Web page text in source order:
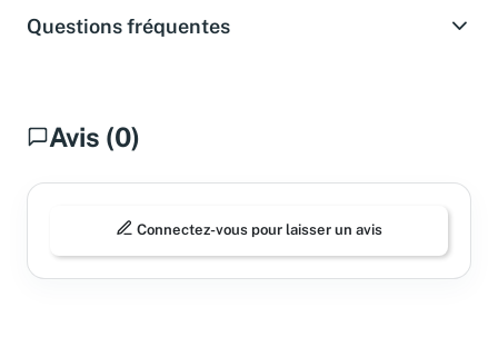
Questions fréquentes
Avis (0)
Connectez-vous pour laisser un avis